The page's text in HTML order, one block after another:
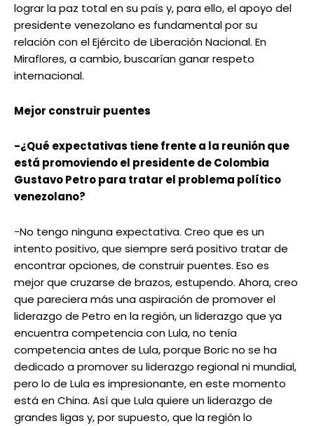
lograr la paz total en su país y, para ello, el apoyo del
presidente venezolano es fundamental por su
relación con el Ejército de Liberación Nacional. En
Miraflores, a cambio, buscarían ganar respeto
internacional.
Mejor construir puentes
-¿Qué expectativas tiene frente a la reunión que
está promoviendo el presidente de Colombia
Gustavo Petro para tratar el problema político
venezolano?
-No tengo ninguna expectativa. Creo que es un
intento positivo, que siempre será positivo tratar de
encontrar opciones, de construir puentes. Eso es
mejor que cruzarse de brazos, estupendo. Ahora, creo
que pareciera más una aspiración de promover el
liderazgo de Petro en la región, un liderazgo que ya
encuentra competencia con Lula, no tenía
competencia antes de Lula, porque Boric no se ha
dedicado a promover su liderazgo regional ni mundial,
pero lo de Lula es impresionante, en este momento
está en China. Así que Lula quiere un liderazgo de
grandes ligas y, por supuesto, que la región lo